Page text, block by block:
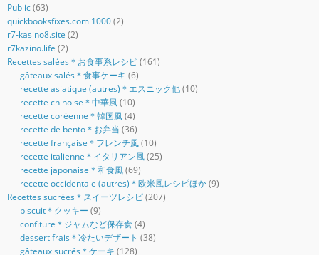
Public(63)
quickbooksfixes.com 1000(2)
r7-kasino8.site (2)
r7kazino.life (2)
Recettes salées＊お食事系レシピ(161)
gâteaux salés＊食事ケーキ (6)
recette asiatique (autres)＊エスニック他(10)
recette chinoise＊中華風(10)
recette coréenne＊韓国風(4)
recette de bento＊お弁当 (36)
recette française＊フレンチ風(10)
recette italienne＊イタリアン風(25)
recette japonaise＊和食風(69)
recette occidentale (autres)＊欧米風レシピほか(9)
Recettes sucrées＊スイーツレシピ(207)
biscuit＊クッキー (9)
confiture＊ジャムなど保存食(4)
dessert frais＊冷たいデザート (38)
gâteaux sucrés＊ケーキ (128)